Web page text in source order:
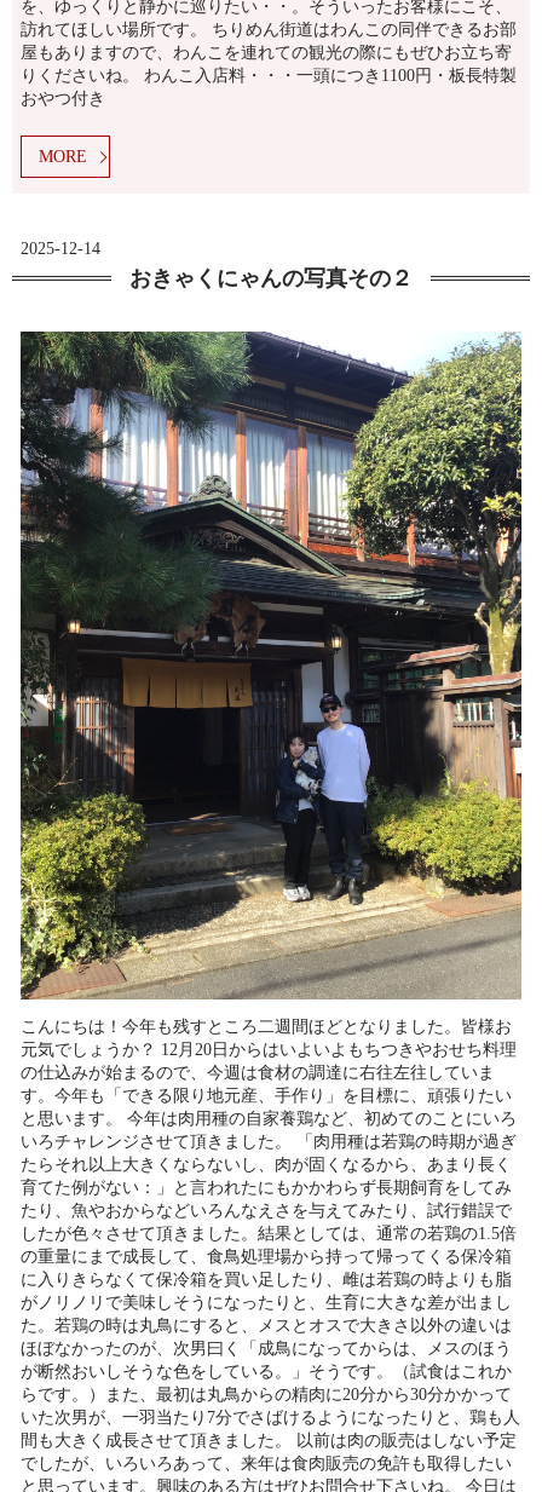
を、ゆっくりと静かに巡りたい・・。そういったお客様にこそ、
訪れてほしい場所です。 ちりめん街道はわんこの同伴できるお部
屋もありますので、わんこを連れての観光の際にもぜひお立ち寄
りくださいね。 わんこ入店料・・・一頭につき1100円・板長特製
おやつ付き
MORE
2025-12-14
おきゃくにゃんの写真その２
こんにちは！今年も残すところ二週間ほどとなりました。皆様お
元気でしょうか？ 12月20日からはいよいよもちつきやおせち料理
の仕込みが始まるので、今週は食材の調達に右往左往していま
す。今年も「できる限り地元産、手作り」を目標に、頑張りたい
と思います。 今年は肉用種の自家養鶏など、初めてのことにいろ
いろチャレンジさせて頂きました。 「肉用種は若鶏の時期が過ぎ
たらそれ以上大きくならないし、肉が固くなるから、あまり長く
育てた例がない：」と言われたにもかかわらず長期飼育をしてみ
たり、魚やおからなどいろんなえさを与えてみたり、試行錯誤で
したが色々させて頂きました。結果としては、通常の若鶏の1.5倍
の重量にまで成長して、食鳥処理場から持って帰ってくる保冷箱
に入りきらなくて保冷箱を買い足したり、雌は若鶏の時よりも脂
がノリノリで美味しそうになったりと、生育に大きな差が出まし
た。若鶏の時は丸鳥にすると、メスとオスで大きさ以外の違いは
ほぼなかったのが、次男曰く「成鳥になってからは、メスのほう
が断然おいしそうな色をしている。」そうです。（試食はこれか
らです。）また、最初は丸鳥からの精肉に20分から30分かかって
いた次男が、一羽当たり7分でさばけるようになったりと、鶏も人
間も大きく成長させて頂きました。 以前は肉の販売はしない予定
でしたが、いろいろあって、来年は食肉販売の免許も取得したい
と思っています。興味のある方はぜひお問合せ下さいね。 今日は